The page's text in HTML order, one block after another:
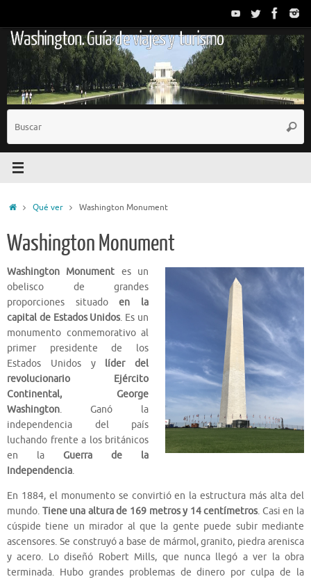
contenido
Washington. Guía de viajes y turismo
InicioQué ver Washington Monument
Washington Monument
Washington Monument es un
obelisco de grandes
proporciones situadoen la
capital de Estados Unidos. Es un
monumento conmemorativo al
primer presidente de los
Estados Unidos y líder del
revolucionario Ejército
Continental, George
Washington. Ganó la
independencia del país
luchando frente a los británicos
en la Guerra de la
Independencia.
En 1884, el monumento se convirtió en la estructura más alta del
mundo. Tiene una altura de 169 metros y 14 centímetros. Casi en la
cúspide tiene un mirador al que la gente puede subir mediante
ascensores. Se construyó a base de mármol, granito, piedra arenisca
y acero. Lo diseñó Robert Mills, que nunca llegó a ver la obra
terminada. Hubo grandes problemas de dinero por culpa de la